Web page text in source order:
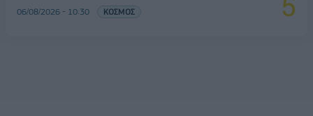
06/08/2026 - 10:30 ΚΟΣΜΟΣ